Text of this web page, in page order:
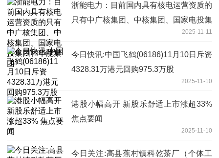
浙能电力：目前国内具有核电运营资质的
只有中广核集团、中核集团、国家电投集
2025-11-11
今日快讯:中国飞鹤(06186)11月10日斥资
4328.31万港元回购975.3万股
2025-11-10
港股小幅高开 新股乐舒适上市涨超33%
焦点要闻
2025-11-10
今日关注:高县蕉村镇科乾茶厂（个体工